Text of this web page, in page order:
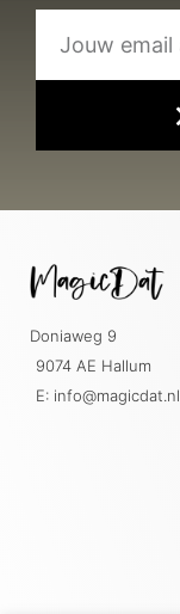
Doniaweg 9
9074 AE Hallum
E: info@magicdat.nl